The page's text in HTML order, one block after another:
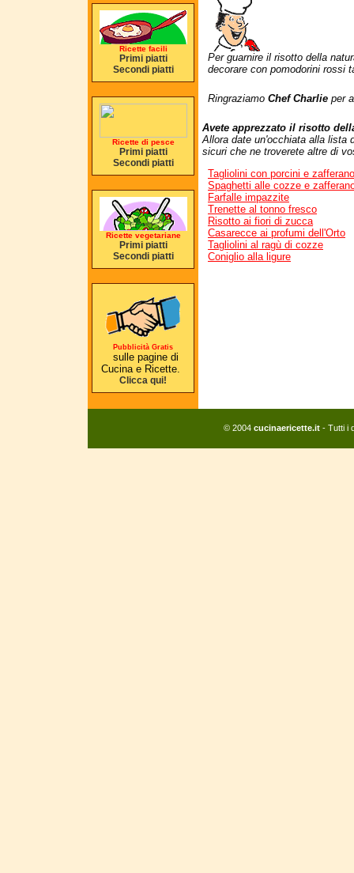
Per guarnire il risotto della
decorare con pomodorini rossi
Ringraziamo Chef Charlie per
Avete apprezzato il risotto
Allora date un'occhiata alla lista
sicuri che ne troverete altre di
Tagliolini con porcini e zafferano
Spaghetti alle cozze e
Farfalle impazzite
Trenette al tonno fresco
Risotto ai fiori di zucca
Casarecce ai profumi dell'Orto
Tagliolini al ragù di cozze
Coniglio alla ligure
Ricette facili
Primi piatti
Secondi piatti
Ricette di pesce
Primi piatti
Secondi piatti
Ricette vegetariane
Primi piatti
Secondi piatti
Pubblicità Gratis
sulle pagine di
Cucina e Ricette.
Clicca qui!
© 2004 cucinaericette.it - Tutti i